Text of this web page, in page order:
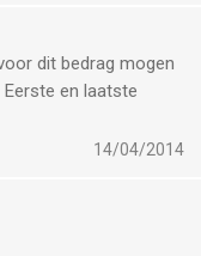
dit bedrag mogen
en laatste
14/04/2014